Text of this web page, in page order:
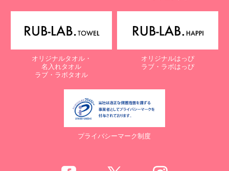
オリジナルタオル・
名入れタオル
ラブ・ラボタオル
オリジナルはっぴ
ラブ・ラボはっぴ
プライバシーマーク制度